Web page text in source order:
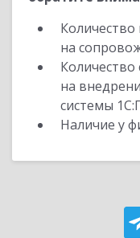
на
Количество
на
системы
Наличие у